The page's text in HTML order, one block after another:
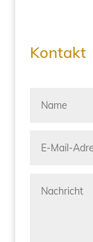
Kontakt